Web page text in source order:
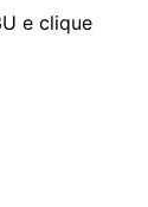
​​e clique